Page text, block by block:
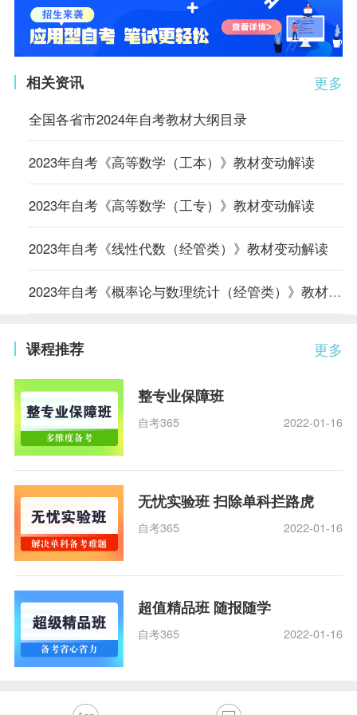
更多
相关资讯
全国各省市2024年自考教材大纲目录
2023年自考《高等数学（工本）》教材变动解读
2023年自考《高等数学（工专）》教材变动解读
2023年自考《线性代数（经管类）》教材变动解读
2023年自考《概率论与数理统计（经管类）》教材变动解读
更多
课程推荐
整专业保障班
自考365 2022-01-16
无忧实验班 扫除单科拦路虎
自考365 2022-01-16
超值精品班 随报随学
自考365 2022-01-16